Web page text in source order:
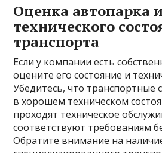
Оценка автопарка и
технического
транспорта
Если у компании есть
оцените его состояние и
Убедитесь, что транспортные
в хорошем техническом
проходят техническое
соответствуют требованиям
Обратите внимание на